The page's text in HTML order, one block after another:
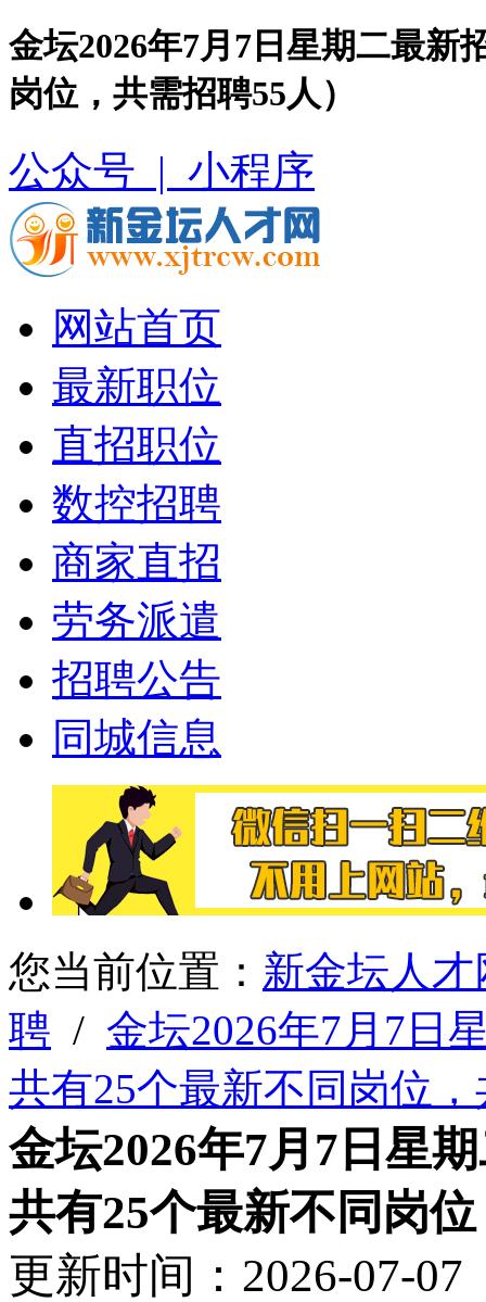
金坛2026年7月7日星期二最新
岗位，共需招聘55人）
公众号 | 小程序
网站首页
最新职位
直招职位
数控招聘
商家直招
劳务派遣
招聘公告
同城信息
您当前位置： 新金坛人才
聘 / 金坛2026年7月7日
共有25个最新不同岗位
金坛2026年7月7日星
共有25个最新不同岗
更新时间：2026-07-